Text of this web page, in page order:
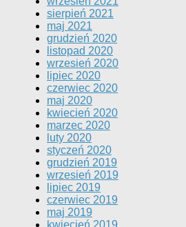
sierpień 2021
maj 2021
grudzień 2020
listopad 2020
wrzesień 2020
lipiec 2020
czerwiec 2020
maj 2020
kwiecień 2020
marzec 2020
luty 2020
styczeń 2020
grudzień 2019
wrzesień 2019
lipiec 2019
czerwiec 2019
maj 2019
kwiecień 2019